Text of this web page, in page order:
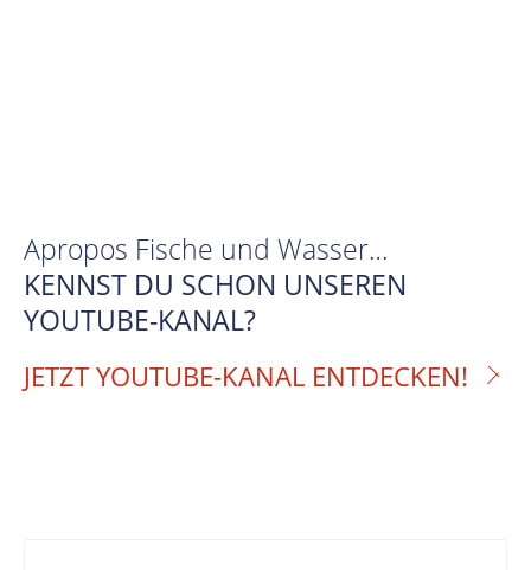
Apropos Fische und Wasser…
KENNST DU SCHON UNSEREN
YOUTUBE-KANAL?
JETZT YOUTUBE-KANAL ENTDECKEN!